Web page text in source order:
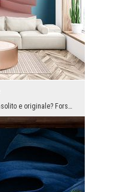
Cercate un'idea per un interno insolito e originale? Forse vi ispirerete a questo salone? È organ...